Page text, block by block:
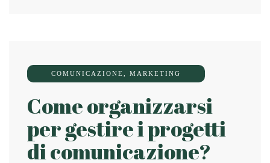
COMUNICAZIONE MARKETING
Come organizzarsi
per gestire i progetti
di comunicazione?